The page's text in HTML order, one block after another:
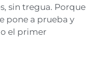
sin tregua. Porque
pone a prueba y
el primer